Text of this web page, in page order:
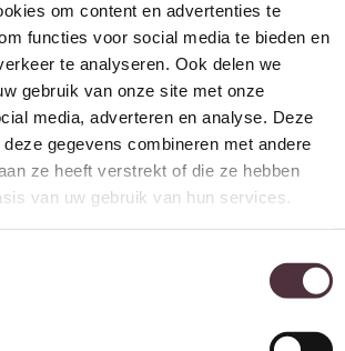
functies voor social media te bieden en
te analyseren. Ook delen we
gebruik van onze site met onze
media, adverteren en analyse. Deze
gegevens combineren met andere
ze heeft verstrekt of die ze hebben